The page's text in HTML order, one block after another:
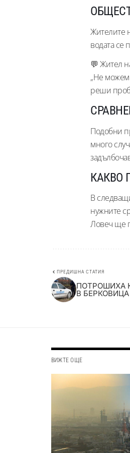
Жителите
водата се
💬 Жител
„Не можем
реши
Подобни
много
КАКВО
В
нужните
Ловеч ще
ПРЕДИШНА СТАТИЯ
ПОТРОШИХА
В БЕРКОВИЦА
ВИЖТЕ ОЩЕ